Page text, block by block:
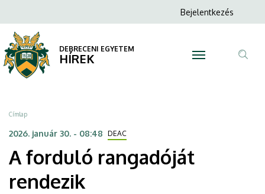
forduló
rangadóját
rendezik
DEBRECENI
EGYETEM
a
tartalomra
Anonim
menüje
Bejelentkezés
DEBRECENI EGYETEM
HÍREK
Morzsa
Címlap
2026. január 30. - 08:48 DEAC
A forduló rangadóját
rendezik